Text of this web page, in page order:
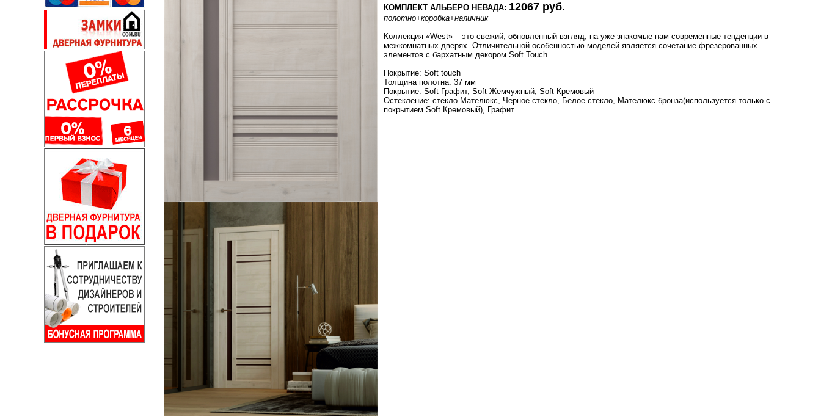
КОМПЛЕКТ АЛЬБЕРО НЕВАДА: 12067 руб.
полотно+коробка+наличник
Коллекция «West» – это свежий, обновленный взгляд, на уже знакомые нам современные тенденции в
межкомнатных дверях. Отличительной особенностью моделей является сочетание фрезерованных
элементов с бархатным декором Soft Touch.
Покрытие: Soft touch
Толщина полотна: 37 мм
Покрытие: Soft Графит, Soft Жемчужный, Soft Кремовый
Остекление: стекло Мателюкс, Черное стекло, Белое стекло, Мателюкс бронза(используется только с
покрытием Soft Кремовый), Графит